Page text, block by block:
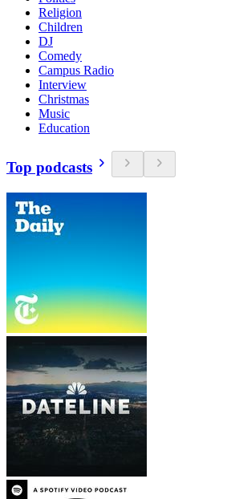
Religion
Children
DJ
Comedy
Campus Radio
Interview
Christmas
Music
Education
Top podcasts